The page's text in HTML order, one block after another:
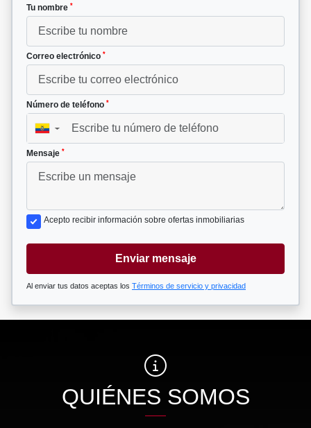
Tu nombre *
Correo electrónico *
Número de teléfono *
▼
Mensaje *
Acepto recibir información sobre ofertas inmobiliarias
Enviar mensaje
Al enviar tus datos aceptas los Términos de servicio y privacidad
QUIÉNES SOMOS